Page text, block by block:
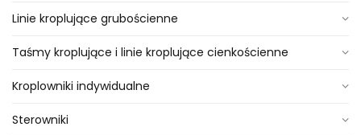
Linie kroplujące grubościenne
Taśmy kroplujące i linie kroplujące cienkościenne
Kroplowniki indywidualne
Sterowniki